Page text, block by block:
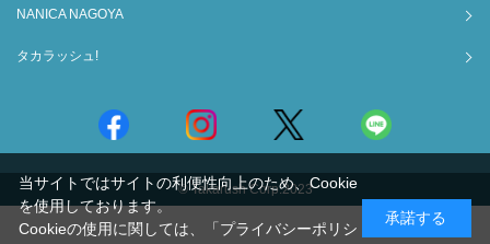
NANICA NAGOYA
タカラッシュ!
© Takarush Corp.2023
当サイトではサイトの利便性向上のため、Cookie
を使用しております。
Cookieの使用に関しては、
「プライバシーポリシ
承諾する